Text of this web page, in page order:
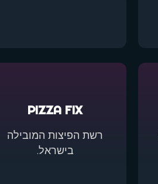
PIZZA FIX
רשת הפיצות המובילה
בישראל.